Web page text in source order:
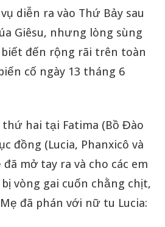
diễn ra vào Thứ Bảy sau
Giêsu, nhưng lòng sùng
đến rộng rãi trên toàn
cố ngày 13 tháng 6
hai tại Fatima (Bồ Đào
đồng (Lucia, Phanxicô và
mở tay ra và cho các em
vòng gai cuốn chằng chịt,
đã phán với nữ tu Lucia: